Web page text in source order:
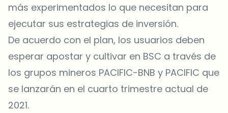
más experimentados lo que necesitan para
ejecutar sus estrategias de inversión.
De acuerdo con el plan, los usuarios deben
esperar apostar y cultivar en BSC a través de
los grupos mineros PACIFIC-BNB y PACIFIC que
se lanzarán en el cuarto trimestre actual de
2021.